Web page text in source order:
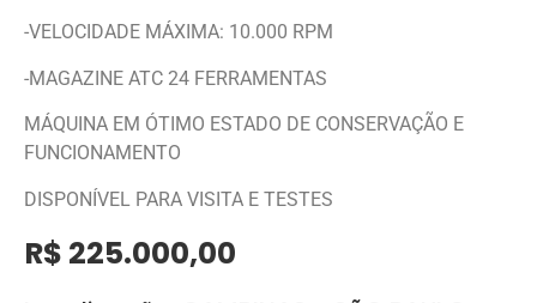
-VELOCIDADE MÁXIMA: 10.000 RPM
-MAGAZINE ATC 24 FERRAMENTAS
MÁQUINA EM ÓTIMO ESTADO DE CONSERVAÇÃO E
FUNCIONAMENTO
DISPONÍVEL PARA VISITA E TESTES
R$ 225.000,00